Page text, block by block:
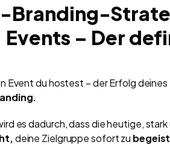
Branding-
Events – Der
Event du hostest – der Erfolg
es dadurch, dass die heutige,
deine Zielgruppe sofort zu